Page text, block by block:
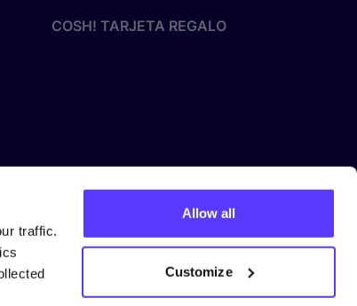
traffic.
Allow all
Customize
COSH! TARJETA REGALO